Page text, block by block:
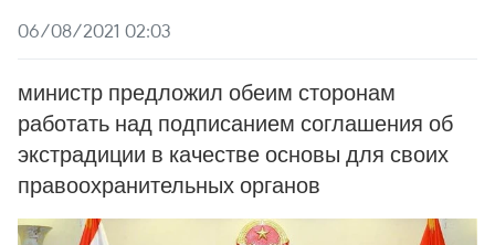
06/08/2021 02:03
министр предложил обеим сторонам
работать над подписанием соглашения об
экстрадиции в качестве основы для своих
правоохранительных органов